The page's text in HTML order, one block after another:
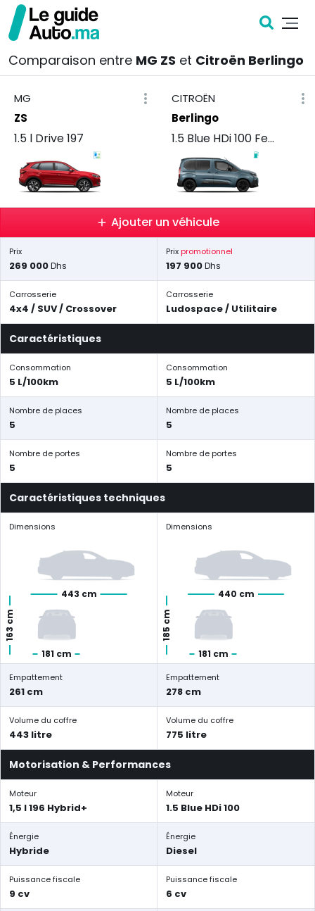
Comparaison entre MG ZS et Citroën Berlingo
MG
ZS
1.5 l Drive 197
CITROËN
Berlingo
1.5 Blue HDi 100 Feel
Ajouter un véhicule
Prix
269 000Dhs
Prix promotionnel
197 900Dhs
Carrosserie
4x4 / SUV / Crossover
Carrosserie
Ludospace / Utilitaire
Caractéristiques
Consommation
5 L/100km
Consommation
5 L/100km
Nombre de places
5
Nombre de places
5
Nombre de portes
5
Nombre de portes
5
Caractéristiques techniques
Dimensions
443 cm
181 cm
163 cm
Dimensions
440 cm
181 cm
185 cm
Empattement
261 cm
Empattement
278 cm
Volume du coffre
443 litre
Volume du coffre
775 litre
Motorisation & Performances
Moteur
1,5 l 196 Hybrid+
Moteur
1.5 Blue HDi 100
Énergie
Hybride
Énergie
Diesel
Puissance fiscale
9 cv
Puissance fiscale
6 cv